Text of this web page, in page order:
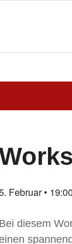
Februar • 19:00
Bei diesem